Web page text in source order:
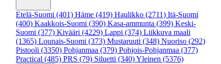
Etelä-Suomi (401) Häme (419) Haulikko (2711) Itä-Suomi
(400) Kaakkois-Suomi (390) Kasa-ammunta (399) Keski-
Suomi (377) Kivääri (4229) Lappi (374) Liikkuva maali
(1365) Lounais-Suomi (373) Mustaruuti (348) Nuoriso (292)
Pistooli (3350) Pohjanmaa (379) Pohjois-Pohjanmaa (377)
Practical (485) PRS (79) Siluetti (340)Yleinen (5376)